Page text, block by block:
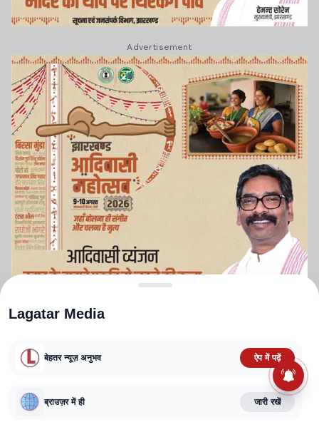
Advertisement
TERMS AND CONDITIONS
CORRECTIONS POLICY
FACT CHECKING POLICY
Lagatar Media
बेहतर न्यूज़ अनुभव ऐप में पढ़ें
ब्राउज़र में ही जारी रखें